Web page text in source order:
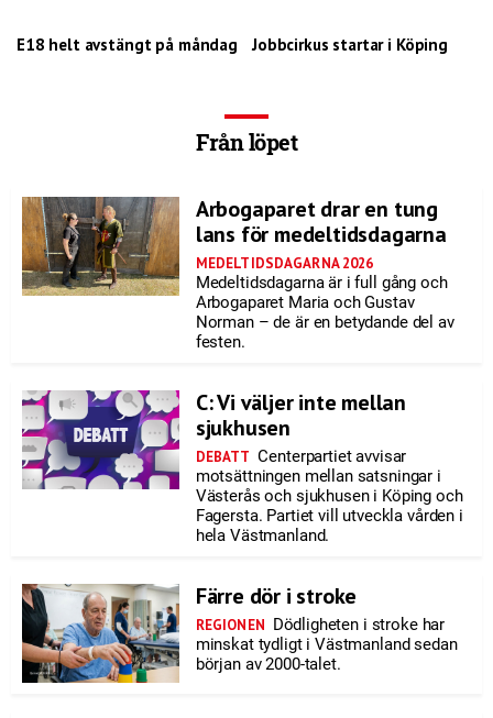
E18 helt avstängt på måndag Jobbcirkus startar i Köping
Från löpet
Arbogaparet drar en tung
lans för medeltidsdagarna
MEDELTIDSDAGARNA 2026
Medeltidsdagarna är i full gång och
Arbogaparet Maria och Gustav
Norman – de är en betydande del av
festen.
C: Vi väljer inte mellan
sjukhusen
DEBATT Centerpartiet avvisar
motsättningen mellan satsningar i
Västerås och sjukhusen i Köping och
Fagersta. Partiet vill utveckla vården i
hela Västmanland.
Färre dör i stroke
REGIONEN Dödligheten i stroke har
minskat tydligt i Västmanland sedan
början av 2000-talet.